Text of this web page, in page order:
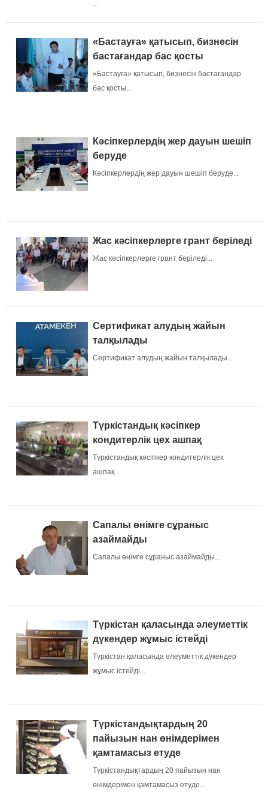
...
«Бастауға» қатысып, бизнесін
бастағандар бас қосты
«Бастауға» қатысып, бизнесін бастағандар
бас қосты...
Кәсіпкерлердің жер дауын шешіп
беруде
Кәсіпкерлердің жер дауын шешіп беруде...
Жас кәсіпкерлерге грант беріледі
Жас кәсіпкерлерге грант беріледі...
Сертификат алудың жайын
талқылады
Сертификат алудың жайын талқылады...
Түркістандық кәсіпкер
кондитерлік цех ашпақ
Түркістандық кәсіпкер кондитерлік цех
ашпақ...
Сапалы өнімге сұраныс
азаймайды
Сапалы өнімге сұраныс азаймайды...
Түркістан қаласында әлеуметтік
дүкендер жұмыс істейді
Түркістан қаласында әлеуметтік дүкендер
жұмыс істейді...
Түркістандықтардың 20
пайызын нан өнімдерімен
қамтамасыз етуде
Түркістандықтардың 20 пайызын нан
өнімдерімен қамтамасыз етуде...